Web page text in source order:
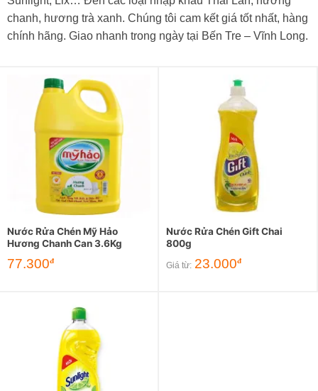
chanh, hương trà xanh. Chúng tôi cam kết giá tốt nhất, hàng
chính hãng. Giao nhanh trong ngày tại Bến Tre – Vĩnh Long.
Nước Rửa Chén Mỹ Hảo
Hương Chanh Can 3.6Kg
77.300đ
Nước Rửa Chén Gift Chai
800g
Giá từ: 23.000đ